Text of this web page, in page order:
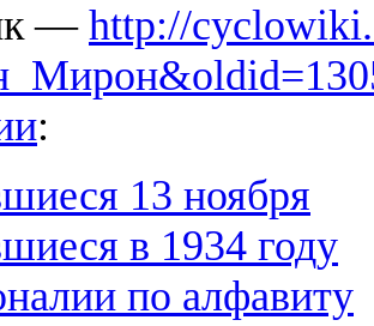
— http://
:
13 ноября
в 1934 году
по алфавиту